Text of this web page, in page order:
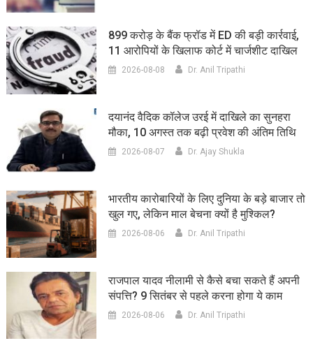
899 करोड़ के बैंक फ्रॉड में ED की बड़ी कार्रवाई,
11 आरोपियों के खिलाफ कोर्ट में चार्जशीट दाखिल
2026-08-08 Dr. Anil Tripathi
दयानंद वैदिक कॉलेज उरई में दाखिले का सुनहरा
मौका, 10 अगस्त तक बढ़ी प्रवेश की अंतिम तिथि
2026-08-07 Dr. Ajay Shukla
भारतीय कारोबारियों के लिए दुनिया के बड़े बाजार तो
खुल गए, लेकिन माल बेचना क्यों है मुश्किल?
2026-08-06 Dr. Anil Tripathi
राजपाल यादव नीलामी से कैसे बचा सकते हैं अपनी
संपत्ति? 9 सितंबर से पहले करना होगा ये काम
2026-08-06 Dr. Anil Tripathi